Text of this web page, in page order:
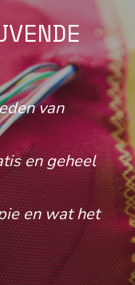
van
en geheel
en wat het